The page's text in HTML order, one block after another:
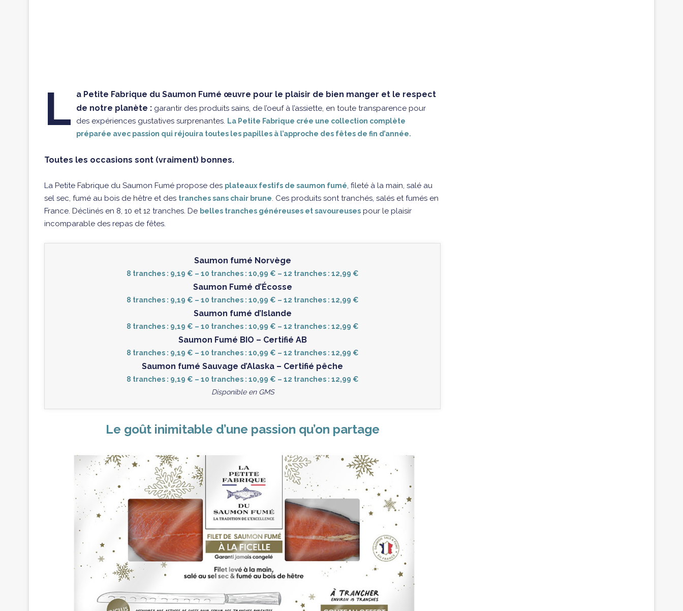
L
a Petite Fabrique du Saumon Fumé œuvre pour le plaisir de bien manger et le respect
de notre planète : garantir des produits sains, de l’oeuf à l’assiette, en toute transparence pour
des expériences gustatives surprenantes. La Petite Fabrique crée une collection complète
préparée avec passion qui réjouira toutes les papilles à l’approche des fêtes de fin d’année.
Toutes les occasions sont (vraiment) bonnes.
La Petite Fabrique du Saumon Fumé propose des plateaux festifs de saumon fumé , fileté à la main, salé au
sel sec, fumé au bois de hêtre et des tranches sans chair brune . Ces produits sont tranchés, salés et fumés en
France. Déclinés en 8, 10 et 12 tranches. De belles tranches généreuses et savoureuses pour le plaisir
incomparable des repas de fêtes.
Saumon fumé Norvège
8 tranches : 9,19 € – 10 tranches : 10,99 € – 12 tranches : 12,99 €
Saumon Fumé d’Écosse
8 tranches : 9,19 € – 10 tranches : 10,99 € – 12 tranches : 12,99 €
Saumon fumé d’Islande
8 tranches : 9,19 € – 10 tranches : 10,99 € – 12 tranches : 12,99 €
Saumon Fumé BIO – Certifié AB
8 tranches : 9,19 € – 10 tranches : 10,99 € – 12 tranches : 12,99 €
Saumon fumé Sauvage d’Alaska – Certifié pêche
8 tranches : 9,19 € – 10 tranches : 10,99 € – 12 tranches : 12,99 €
Disponible en GMS
Le goût inimitable d’une passion qu’on partage